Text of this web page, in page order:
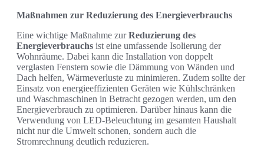
Maßnahmen zur Reduzierung des Energieverbrauchs
Eine wichtige Maßnahme zurReduzierung des
Energieverbrauchs ist eine umfassende Isolierung der
Wohnräume. Dabei kann die Installation von doppelt
verglasten Fenstern sowie die Dämmung von Wänden und
Dach helfen, Wärmeverluste zu minimieren. Zudem sollte der
Einsatz von energieeffizienten Geräten wie Kühlschränken
und Waschmaschinen in Betracht gezogen werden, um den
Energieverbrauch zu optimieren. Darüber hinaus kann die
Verwendung von LED-Beleuchtung im gesamten Haushalt
nicht nur die Umwelt schonen, sondern auch die
Stromrechnung deutlich reduzieren.